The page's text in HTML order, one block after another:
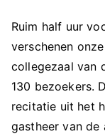
Ruim half uur
verschenen
collegezaal van
130 bezoekers.
recitatie uit het
gastheer van de